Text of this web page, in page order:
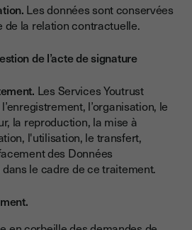
Les données sont conservées
de la relation contractuelle.
de l’acte de signature
Les Services Youtrust
l’organisation, le
la reproduction, la mise à
l'utilisation, le transfert,
des Données
le cadre de ce traitement.